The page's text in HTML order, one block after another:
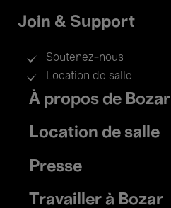
Join & Support
Soutenez-nous
Location de salle
Footer
menu
À propos de Bozar
Location de salle
Presse
Travailler à Bozar